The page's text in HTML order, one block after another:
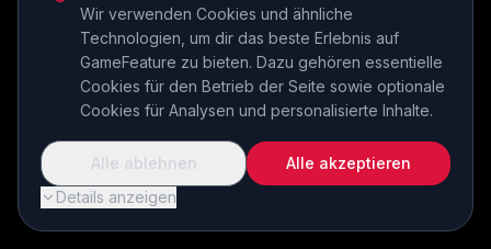
INSERT COIN TO CONTINUE...
Wir verwenden Cookies und ähnliche
Technologien, um dir das beste Erlebnis auf
GameFeature zu bieten. Dazu gehören essentielle
Cookies für den Betrieb der Seite sowie optionale
Cookies für Analysen und personalisierte Inhalte.
Details anzeigen
Alle ablehnen Alle akzeptieren